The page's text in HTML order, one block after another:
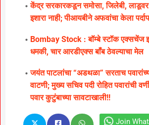
केंद्र सरकारकडून समोसा, जिलेबी, लाडूवर
इशारा नाही; पीआयबीने अफवांचा केला
Bombay Stock : बॉम्बे स्टॉक एक्सचेंज
धमकी, चार आरडीएक्स बाँब ठेवल्याचा मेल
जयंत पाटलांचा “अडथळा” सरताच
वाटणी; मुख्य सचिव पदी रोहित पवारांची
पवार कुटुंबाच्या सावटाखाली!!
Join